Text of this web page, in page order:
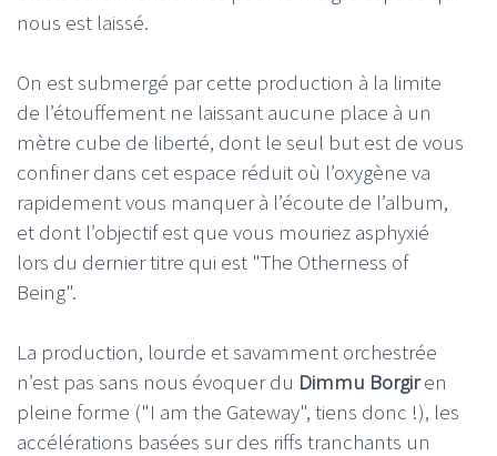
nous est laissé.
On est submergé par cette production à la limite
de l’étouffement ne laissant aucune place à un
mètre cube de liberté, dont le seul but est de vous
confiner dans cet espace réduit où l’oxygène va
rapidement vous manquer à l’écoute de l’album,
et dont l’objectif est que vous mouriez asphyxié
lors du dernier titre qui est "The Otherness of
Being".
La production, lourde et savamment orchestrée
n’est pas sans nous évoquer du Dimmu Borgiren
pleine forme ("I am the Gateway", tiens donc !), les
accélérations basées sur des riffs tranchants un